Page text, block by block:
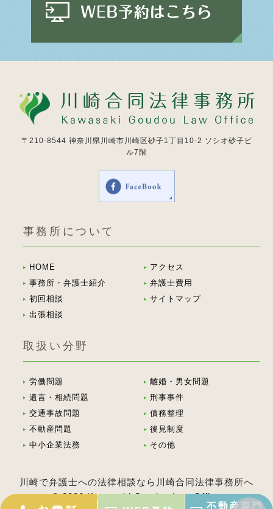
〒210-8544 神奈川県川崎市川崎区砂子1丁目10-2 ソシオ砂子ビ
ル7階
事務所について
HOME
事務所・弁護士紹介
初回相談
出張相談
アクセス
弁護士費用
サイトマップ
取扱い分野
労働問題
遺言・相続問題
交通事故問題
不動産問題
中小企業法務
離婚・男女問題
刑事事件
債務整理
後見制度
その他
川崎で弁護士への法律相談なら川崎合同法律事務所へ
© 2026 Kawasaki Goudou Law Office